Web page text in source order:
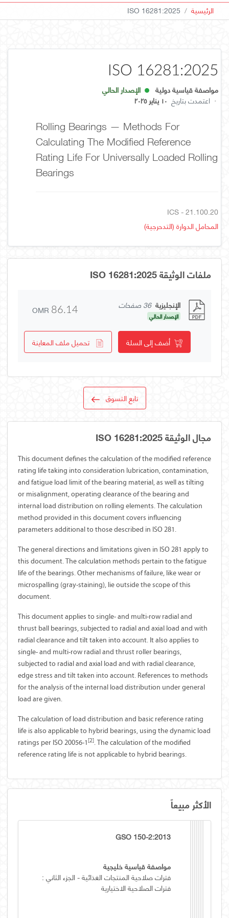
الرئيسية ISO 16281:2025
ISO 16281:2025
مواصفة قياسية دولية
الإصدار الحالي
· اعتمدت بتاريخ ١٠ يناير ٢٠٢٥
Rolling Bearings — Methods For
Calculating The Modified Reference
Rating Life For Universally Loaded Rolling
Bearings
ICS - 21.100.20
المحامل الدوارة (التدحرجية)
ملفات الوثيقة ISO 16281:2025
الإنجليزية 36 صفحات
الإصدار الحالي OMR 86.14
أضف إلى السلة تحميل ملف المعاينة
تابع التسوق
مجال الوثيقة ISO 16281:2025
This document defines the calculation of the modified reference
rating life taking into consideration lubrication, contamination,
and fatigue load limit of the bearing material, as well as tilting
or misalignment, operating clearance of the bearing and
internal load distribution on rolling elements. The calculation
method provided in this document covers influencing
parameters additional to those described in ISO 281.
The general directions and limitations given in ISO 281 apply to
this document. The calculation methods pertain to the fatigue
life of the bearings. Other mechanisms of failure, like wear or
microspalling (gray-staining), lie outside the scope of this
document.
This document applies to single- and multi-row radial and
thrust ball bearings, subjected to radial and axial load and with
radial clearance and tilt taken into account. It also applies to
single- and multi-row radial and thrust roller bearings,
subjected to radial and axial load and with radial clearance,
edge stress and tilt taken into account. References to methods
for the analysis of the internal load distribution under general
load are given.
The calculation of load distribution and basic reference rating
life is also applicable to hybrid bearings, using the dynamic load
ratings per ISO 20056-1 [2]. The calculation of the modified
reference rating life is not applicable to hybrid bearings.
الأكثر مبيعاً
GSO 150-2:2013
مواصفة قياسية خليجية
فترات صلاحية المنتجات الغذائية - الجزء الثاني :
فترات الصلاحية الاختيارية